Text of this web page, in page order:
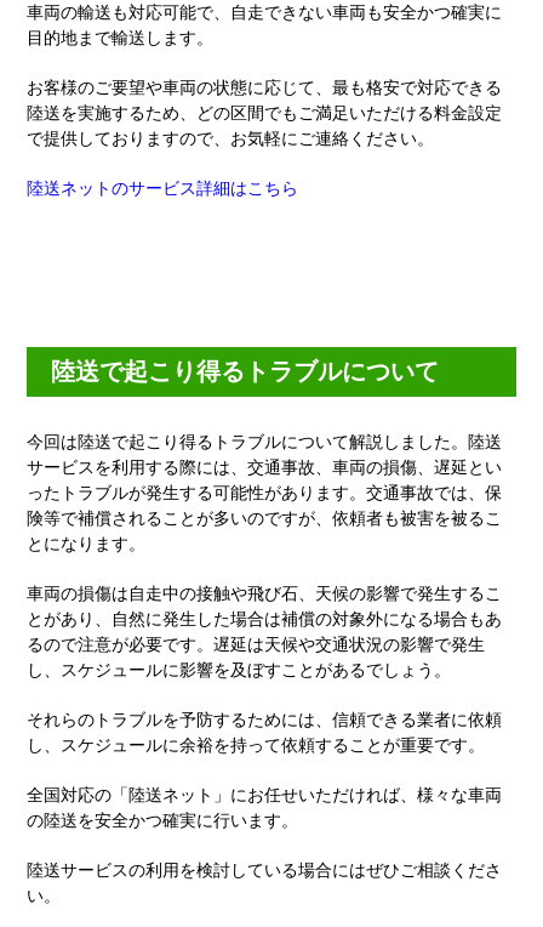
車両の輸送も対応可能で、自走できない車両も安全かつ確実に
目的地まで輸送します。
お客様のご要望や車両の状態に応じて、最も格安で対応できる
陸送を実施するため、どの区間でもご満足いただける料金設定
で提供しておりますので、お気軽にご連絡ください。
陸送ネットのサービス詳細はこちら
陸送で起こり得るトラブルについて
今回は陸送で起こり得るトラブルについて解説しました。陸送
サービスを利用する際には、交通事故、車両の損傷、遅延とい
ったトラブルが発生する可能性があります。交通事故では、保
険等で補償されることが多いのですが、依頼者も被害を被るこ
とになります。
車両の損傷は自走中の接触や飛び石、天候の影響で発生するこ
とがあり、自然に発生した場合は補償の対象外になる場合もあ
るので注意が必要です。遅延は天候や交通状況の影響で発生
し、スケジュールに影響を及ぼすことがあるでしょう。
それらのトラブルを予防するためには、信頼できる業者に依頼
し、スケジュールに余裕を持って依頼することが重要です。
全国対応の「陸送ネット」にお任せいただければ、様々な車両
の陸送を安全かつ確実に行います。
陸送サービスの利用を検討している場合にはぜひご相談くださ
い。